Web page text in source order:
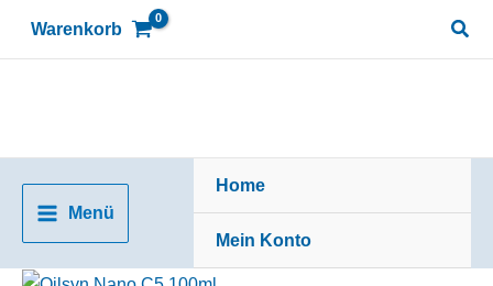
Warenkorb
Menü
Home
Mein Konto